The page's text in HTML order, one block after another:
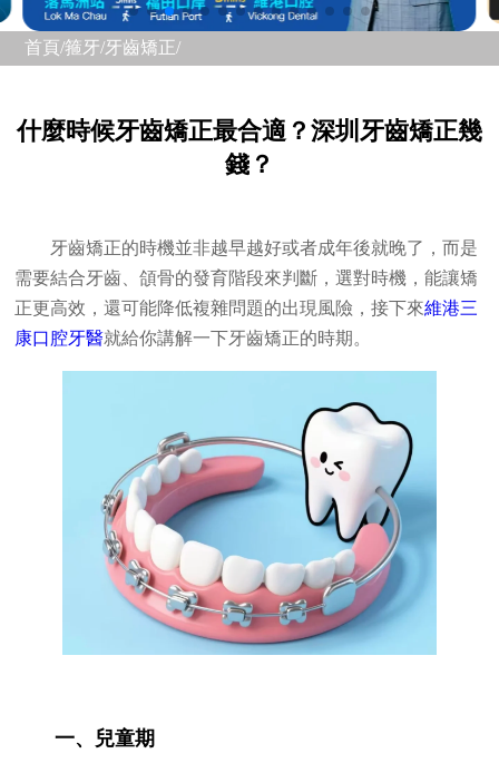
首頁/箍牙/牙齒矯正/
什麼時候牙齒矯正最合適？深圳牙齒矯正幾
錢？
牙齒矯正的時機並非越早越好或者成年後就晚了，而是
需要結合牙齒、頜骨的發育階段來判斷，選對時機，能讓矯
正更高效，還可能降低複雜問題的出現風險，接下來維港三
康口腔牙醫就給你講解一下牙齒矯正的時期。
一、兒童期